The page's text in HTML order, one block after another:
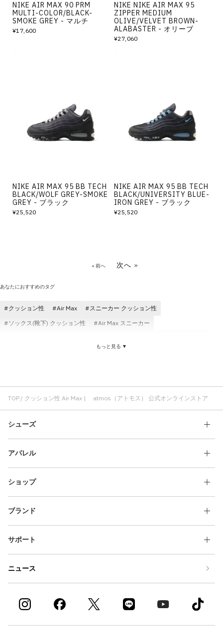
NIKE AIR MAX 90 PRM
MULTI-COLOR/BLACK-
SMOKE GREY - マルチ
¥17,600
NIKE NIKE AIR MAX 95
ZIPPER MEDIUM
OLIVE/VELVET BROWN-
ALABASTER - オリーブ
¥27,060
NIKE AIR MAX 95 BB TECH
BLACK/WOLF GREY-SMOKE
GREY - ブラック
¥25,520
NIKE AIR MAX 95 BB TECH
BLACK/UNIVERSITY BLUE-
IRON GREY - ブラック
¥25,520
« 前へ 次へ »
あなたにおすすめのタグ
クッション性 Air Max
スニーカー クッション性
ソックス(靴下) クッション性
Air Max スニーカー
ゆったり Air Max
もっと見る ▼
TOP クッション性 Air Max | atmos（アトモス） 公式オンラインストア
シューズ
アパレル
ショップ
ブランド
サポート
ニュース